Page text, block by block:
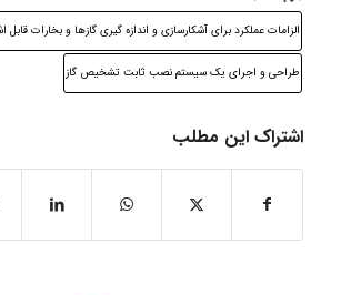
الزامات عملکرد برای آشکارسازی و اندازه گیری گازها و بخارات
طراحی و اجرای یک سیستم نصب ثابت تشخیص گاز
اشتراک این مطلب